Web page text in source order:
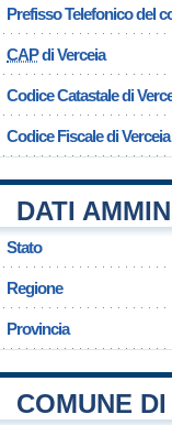
Prefisso Telefonico del
CAPdi Verceia
Codice Catastale di
Codice Fiscale di Verceia
DATI
Stato
Regione
Provincia
COMUNE